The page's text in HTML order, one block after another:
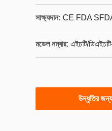
সাক্ষ্যদান: CE FDA
মডেল নম্বার: এইচটি/
উদ্ধৃতির